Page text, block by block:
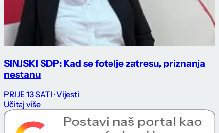
SINJSKI SDP: Kad se fotelje zatresu, priznanja
nestanu
PRIJE 13 SATI · Vijesti
Učitaj više